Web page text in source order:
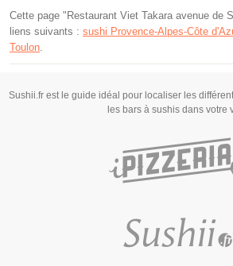
Cette page "Restaurant Viet Takara avenue de
liens suivants : sushi Provence-Alpes-Côte
Toulon.
Sushii.fr est le guide idéal pour localiser les
les bars à sushis dans votre